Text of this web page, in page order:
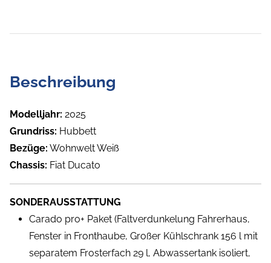
Beschreibung
Modelljahr: 2025
Grundriss: Hubbett
Bezüge: Wohnwelt Weiß
Chassis: Fiat Ducato
SONDERAUSSTATTUNG
Carado pro+ Paket (Faltverdunkelung Fahrerhaus,
Fenster in Fronthaube, Großer Kühlschrank 156 l mit
separatem Frosterfach 29 l, Abwassertank isoliert,